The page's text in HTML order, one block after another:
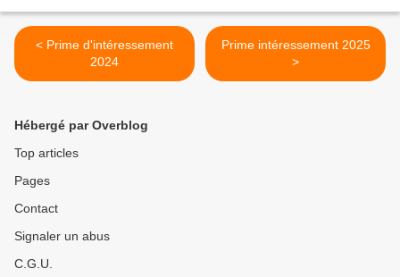
< Prime d'intéressement
2024
Prime intéressement 2025
>
Hébergé par Overblog
Top articles
Pages
Contact
Signaler un abus
C.G.U.